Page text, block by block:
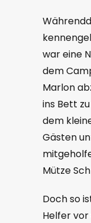
war eine
dem
Marlon
ins Bett
dem
Gästen
Mütze
Doch so
Helfer